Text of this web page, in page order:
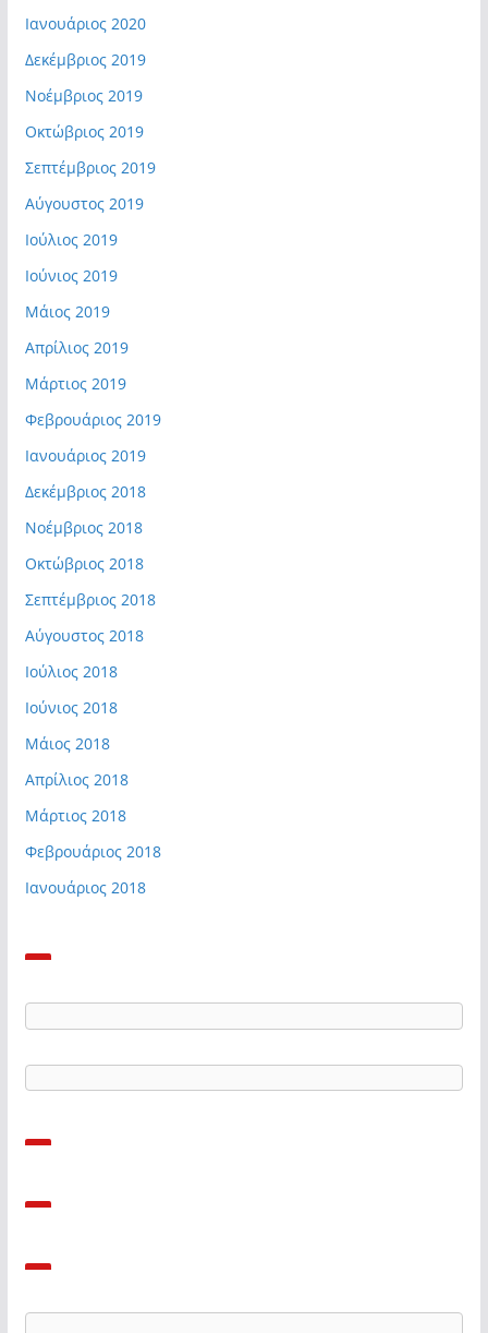
Ιανουάριος 2020
Δεκέμβριος 2019
Νοέμβριος 2019
Οκτώβριος 2019
Σεπτέμβριος 2019
Αύγουστος 2019
Ιούλιος 2019
Ιούνιος 2019
Μάιος 2019
Απρίλιος 2019
Μάρτιος 2019
Φεβρουάριος 2019
Ιανουάριος 2019
Δεκέμβριος 2018
Νοέμβριος 2018
Οκτώβριος 2018
Σεπτέμβριος 2018
Αύγουστος 2018
Ιούλιος 2018
Ιούνιος 2018
Μάιος 2018
Απρίλιος 2018
Μάρτιος 2018
Φεβρουάριος 2018
Ιανουάριος 2018